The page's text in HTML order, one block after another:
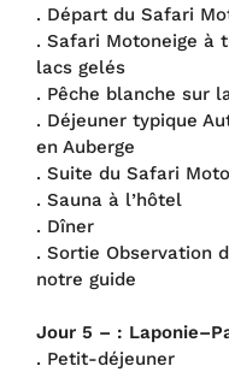
. Départ du Safari
. Safari Motoneige à
lacs gelés
. Pêche blanche sur
. Déjeuner typique
en Auberge
. Suite du Safari
. Sauna à l’hôtel
. Dîner
. Sortie Observation
notre guide
Jour 5 – :
. Petit-déjeuner